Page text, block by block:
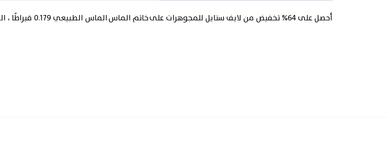
أحصل على 64% تخفيض من لايف ستايل للمجوهرات على خاتم الماس الماس الطبيعي 0.179 قيراطًا ، الذهب الأصفر 1.31 جرامًا.